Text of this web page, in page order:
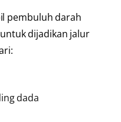
pembuluh darah
dijadikan jalur
dada